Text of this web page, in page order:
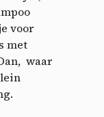
voor
met
waar